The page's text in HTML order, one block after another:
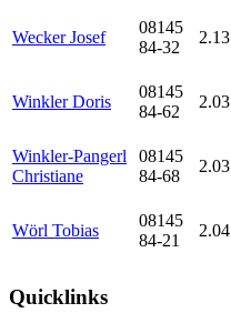
Wecker Josef
08145
84-32
2.13
Winkler Doris
08145
84-62
2.03
Winkler-Pangerl
Christiane
08145
84-68
2.03
Wörl Tobias
08145
84-21
2.04
Quicklinks